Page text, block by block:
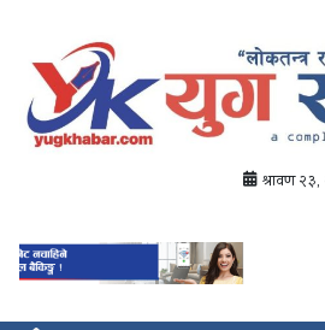
श्रावण